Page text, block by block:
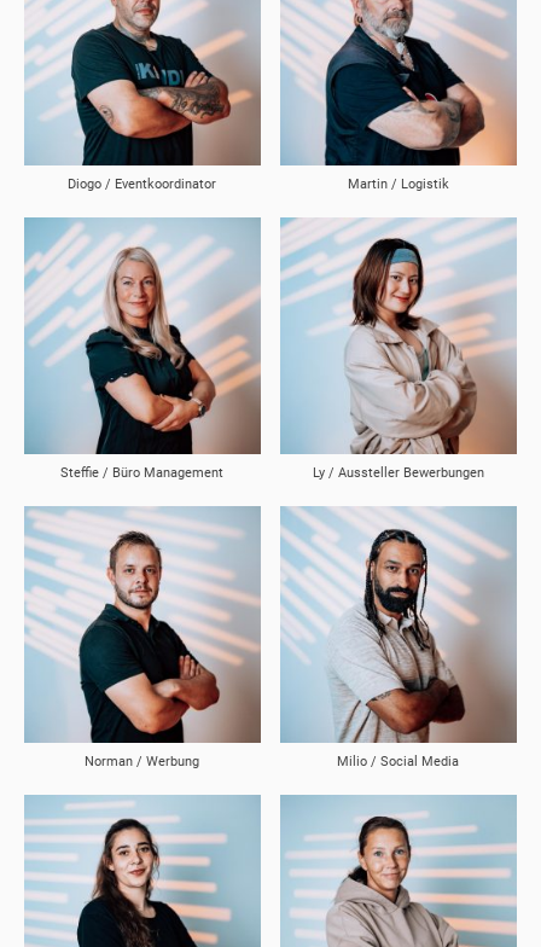
Diogo / Eventkoordinator Martin / Logistik
Steffie / Büro Management Ly / Aussteller Bewerbungen
Norman / Werbung Milio / Social Media